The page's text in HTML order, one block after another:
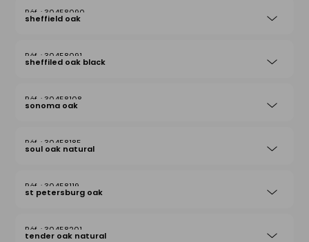
30458090
sheffield oak
30458091
sheffiled oak black
30458108
sonoma oak
30458185
soul oak natural
30458119
st petersburg oak
30458201
tender oak natural